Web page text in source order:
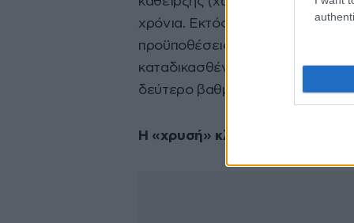
χρόνια. Εκτός από μεμονωμένες
προϋποθέσεις της 3ετούς
καταδικασθέντες επέστρεψαν
δεύτερο βαθμό. Συνολικά τον
Η «χρυσή» κλοπή του 1,1 εκατ.